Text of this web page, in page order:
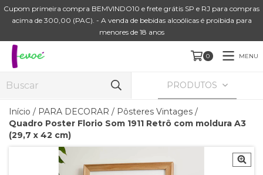
Cupom primeira compra BEMVINDO10 e frete grátis SP e RJ para compras
acima de 300,00 (PAC). - A venda de bebidas alcoólicas é proibida para
menores de 18 anos
0 MENU
PRODUTOS
Início / PARA DECORAR / Pôsteres Vintages /
Quadro Poster Florio Som 1911 Retrô com moldura A3
(29,7 x 42 cm)